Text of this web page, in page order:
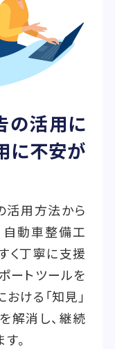
の活用に
に不安が
活用方法から
自動車整備工
く丁寧に支援
ートツールを
ける「知見」
解消し、継続
。